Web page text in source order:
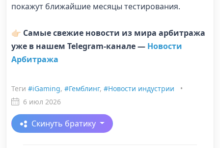
покажут ближайшие месяцы тестирования.
👉🏻 Самые свежие новости из мира арбитража
уже в нашем Telegram-канале — Новости
Арбитража
Теги #iGaming, #Гемблинг, #Новости индустрии
•
6 июл 2026
Скинуть братику